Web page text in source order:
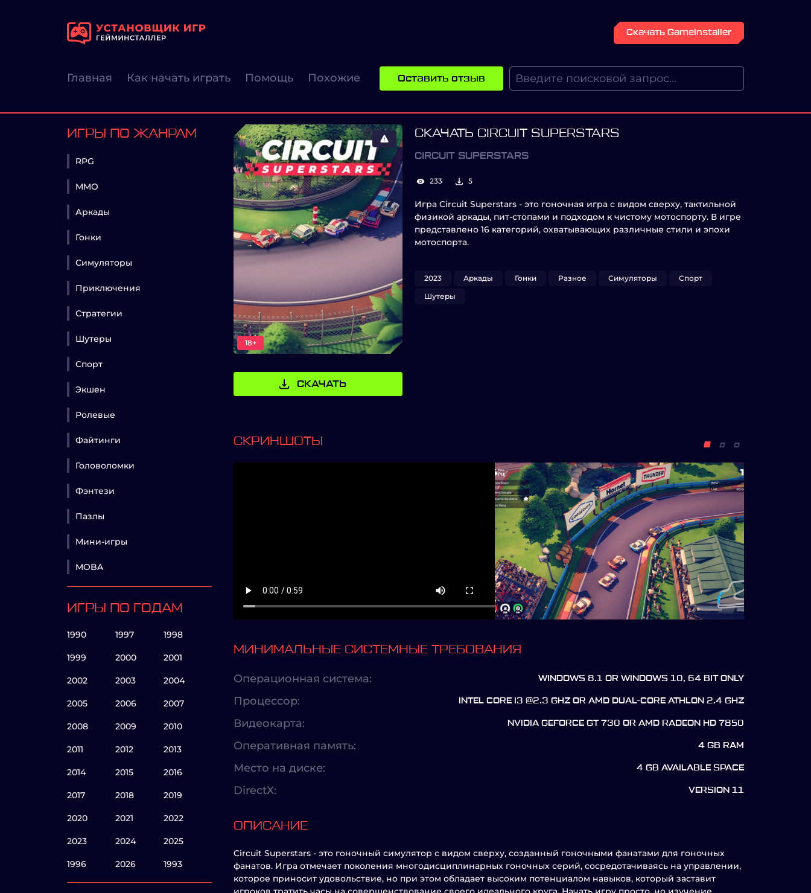
Скачать GameInstaller
Главная Как начать играть Помощь Похожие Оставить отзыв
ИГРЫ ПО ЖАНРАМ
RPG
MMO
Аркады
Гонки
Симуляторы
Приключения
Стратегии
Шутеры
Спорт
Экшен
Ролевые
Файтинги
Головоломки
Фэнтези
Пазлы
Мини-игры
MOBA
ИГРЫ ПО ГОДАМ
1990 1997 1998
1999 2000 2001
2002 2003 2004
2005 2006 2007
2008 2009 2010
2011 2012 2013
2014 2015 2016
2017 2018 2019
2020 2021 2022
2023 2024 2025
1996 2026 1993
18+
СКАЧАТЬ
СКАЧАТЬ CIRCUIT SUPERSTARS
CIRCUIT SUPERSTARS
233 5
Игра Circuit Superstars - это гоночная игра с видом сверху, тактильной
физикой аркады, пит-стопами и подходом к чистому мотоспорту. В игре
представлено 16 категорий, охватывающих различные стили и эпохи
мотоспорта.
2023 Аркады Гонки Разное Симуляторы
Спорт
Шутеры
СКРИНШОТЫ
МИНИМАЛЬНЫЕ СИСТЕМНЫЕ ТРЕБОВАНИЯ
Операционная система: WINDOWS 8.1 OR WINDOWS 10, 64 BIT ONLY
Процессор: INTEL CORE I3 @2.3 GHZ OR AMD DUAL-CORE ATHLON 2.4 GHZ
Видеокарта: NVIDIA GEFORCE GT 730 OR AMD RADEON HD 7850
Оперативная память: 4 GB RAM
Место на диске: 4 GB AVAILABLE SPACE
DirectX: VERSION 11
ОПИСАНИЕ
Circuit Superstars - это гоночный симулятор с видом сверху, созданный гоночными фанатами для гоночных
фанатов. Игра отмечает поколения многодисциплинарных гоночных серий, сосредотачиваясь на управлении,
которое приносит удовольствие, но при этом обладает высоким потенциалом навыков, который заставит